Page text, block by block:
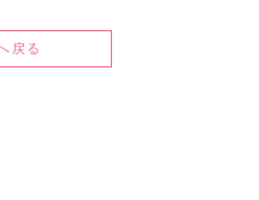
戻る